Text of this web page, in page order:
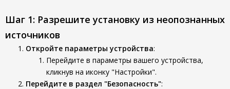
Шаг 1: Разрешите установку из неопознанных
источников
Откройте параметры устройства:
Перейдите в параметры вашего устройства,
кликнув на иконку "Настройки".
Перейдите в раздел "Безопасность":